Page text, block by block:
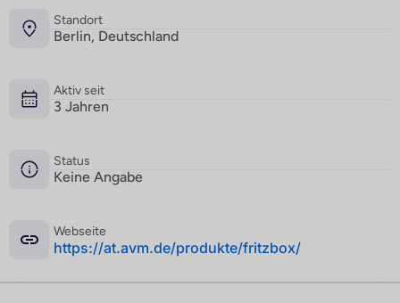
Standort
Berlin, Deutschland
Aktiv seit
3 Jahren
Status
Keine Angabe
Webseite
­https://at.avm.de/produkte/fritzbox/